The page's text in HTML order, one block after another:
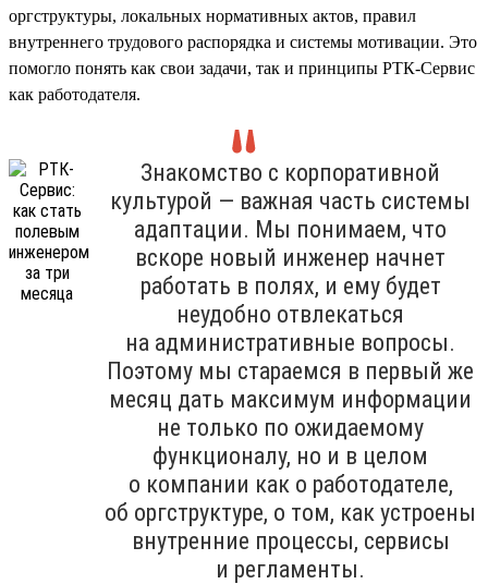
оргструктуры, локальных нормативных актов, правил
внутреннего трудового распорядка и системы мотивации. Это
помогло понять как свои задачи, так и принципы РТК-Сервис
как работодателя.
Знакомство с корпоративной
культурой — важная часть системы
адаптации. Мы понимаем, что
вскоре новый инженер начнет
работать в полях, и ему будет
неудобно отвлекаться
на административные вопросы.
Поэтому мы стараемся в первый же
месяц дать максимум информации
не только по ожидаемому
функционалу, но и в целом
о компании как о работодателе,
об оргструктуре, о том, как устроены
внутренние процессы, сервисы
и регламенты.